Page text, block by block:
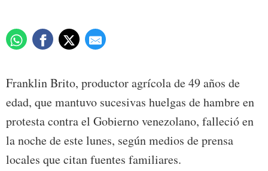
Franklin Brito, productor agrícola de 49 años de
edad, que mantuvo sucesivas huelgas de hambre en
protesta contra el Gobierno venezolano, falleció en
la noche de este lunes, según medios de prensa
locales que citan fuentes familiares.